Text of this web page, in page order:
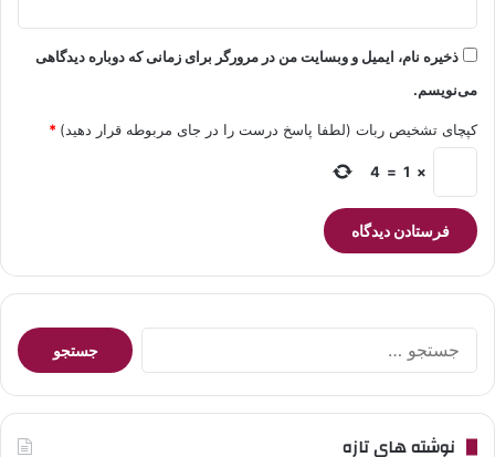
ذخیره نام، ایمیل و وبسایت من در مرورگر برای زمانی که دوباره دیدگاهی
می‌نویسم.
کپچای تشخیص ربات (لطفا پاسخ درست را در جای مربوطه قرار دهید) *
×
1
=
4
جستجو
برای:
نوشته های تازه